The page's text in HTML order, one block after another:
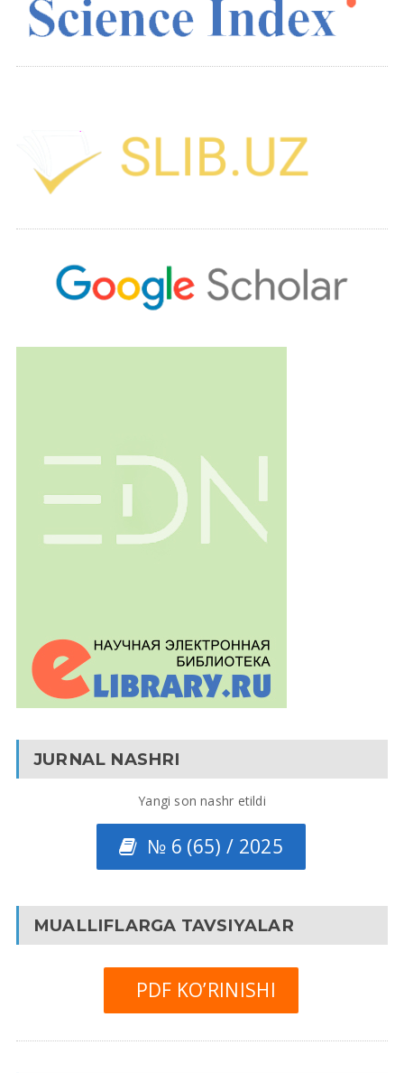
JURNAL NASHRI
Yangi son nashr etildi
№ 6 (65) / 2025
MUALLIFLARGA TAVSIYALAR
PDF KO’RINISHI